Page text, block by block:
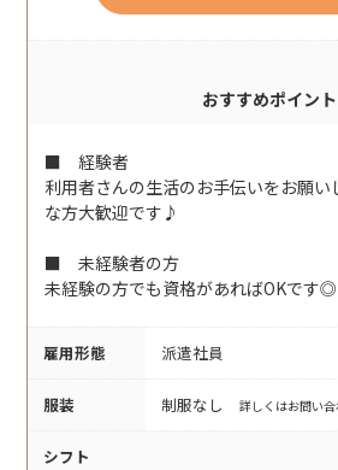
おすすめポイント
■ 経験者
利用者さんの生活のお手伝いをお願
な方大歓迎です♪
■ 未経験者の方
未経験の方でも資格があればOKです◎
雇用形態 派遣社員
服装 制服なし 詳しくはお問い合
シフト